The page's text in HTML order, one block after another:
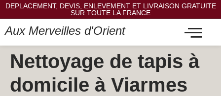
DEPLACEMENT, DEVIS, ENLEVEMENT ET LIVRAISON GRATUITE
SUR TOUTE LA FRANCE
Aux Merveilles d'Orient
Nettoyage de tapis à
domicile à Viarmes